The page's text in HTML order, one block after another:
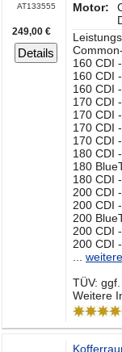
AT133555
249,00 €
Details
Motor:
160 CDI
160 CDI
160 CDI
170 CDI
170 CDI
170 CDI
170 CDI
180 CDI
180
180 CDI
200 CDI
200 CDI
200
200 CDI
200 CDI
...
TÜV:
Weitere